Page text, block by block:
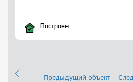
Построен
Предыдущий объект